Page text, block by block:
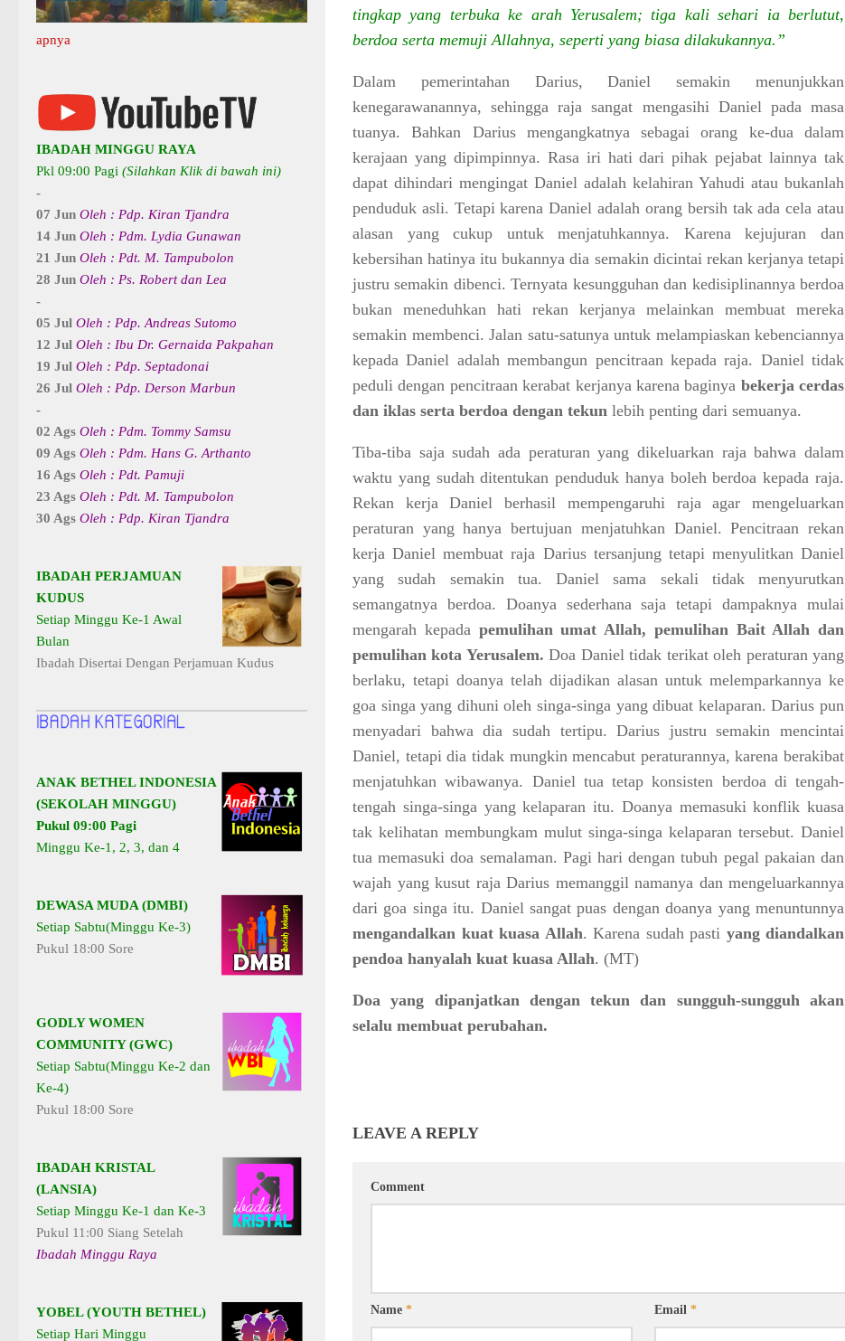
tingkap yang terbuka ke arah Yerusalem; tiga kali sehari ia berlutut,
berdoa serta memuji Allahnya, seperti yang biasa dilakukannya.”
Dalam pemerintahan Darius, Daniel semakin menunjukkan
kenegarawanannya, sehingga raja sangat mengasihi Daniel pada masa
tuanya. Bahkan Darius mengangkatnya sebagai orang ke-dua dalam
kerajaan yang dipimpinnya. Rasa iri hati dari pihak pejabat lainnya tak
dapat dihindari mengingat Daniel adalah kelahiran Yahudi atau bukanlah
penduduk asli. Tetapi karena Daniel adalah orang bersih tak ada cela atau
alasan yang cukup untuk menjatuhkannya. Karena kejujuran dan
kebersihan hatinya itu bukannya dia semakin dicintai rekan kerjanya tetapi
justru semakin dibenci. Ternyata kesungguhan dan kedisiplinannya berdoa
bukan meneduhkan hati rekan kerjanya melainkan membuat mereka
semakin membenci. Jalan satu-satunya untuk melampiaskan kebenciannya
kepada Daniel adalah membangun pencitraan kepada raja. Daniel tidak
peduli dengan pencitraan kerabat kerjanya karena baginya bekerja cerdas
dan iklas serta berdoa dengan tekun lebih penting dari semuanya.
Tiba-tiba saja sudah ada peraturan yang dikeluarkan raja bahwa dalam
waktu yang sudah ditentukan penduduk hanya boleh berdoa kepada raja.
Rekan kerja Daniel berhasil mempengaruhi raja agar mengeluarkan
peraturan yang hanya bertujuan menjatuhkan Daniel. Pencitraan rekan
kerja Daniel membuat raja Darius tersanjung tetapi menyulitkan Daniel
yang sudah semakin tua. Daniel sama sekali tidak menyurutkan
semangatnya berdoa. Doanya sederhana saja tetapi dampaknya mulai
mengarah kepada pemulihan umat Allah, pemulihan Bait Allah dan
pemulihan kota Yerusalem. Doa Daniel tidak terikat oleh peraturan yang
berlaku, tetapi doanya telah dijadikan alasan untuk melemparkannya ke
goa singa yang dihuni oleh singa-singa yang dibuat kelaparan. Darius pun
menyadari bahwa dia sudah tertipu. Darius justru semakin mencintai
Daniel, tetapi dia tidak mungkin mencabut peraturannya, karena berakibat
menjatuhkan wibawanya. Daniel tua tetap konsisten berdoa di tengah-
tengah singa-singa yang kelaparan itu. Doanya memasuki konflik kuasa
tak kelihatan membungkam mulut singa-singa kelaparan tersebut. Daniel
tua memasuki doa semalaman. Pagi hari dengan tubuh pegal pakaian dan
wajah yang kusut raja Darius memanggil namanya dan mengeluarkannya
dari goa singa itu. Daniel sangat puas dengan doanya yang menuntunnya
mengandalkan kuat kuasa Allah. Karena sudah pasti yang diandalkan
pendoa hanyalah kuat kuasa Allah. (MT)
Doa yang dipanjatkan dengan tekun dan sungguh-sungguh akan
selalu membuat perubahan.
LEAVE A REPLY
Comment
Name * Email*
Silahkan Klik Di Sini Untuk Melihat Tema 2026 Selengkapnya
IBADAH MINGGU RAYA
Pkl 09:00 Pagi (Silahkan Klik di bawah ini)
-
07 Jun Oleh : Pdp. Kiran Tjandra
14 Jun Oleh : Pdm. Lydia Gunawan
21 Jun Oleh : Pdt. M. Tampubolon
28 Jun Oleh : Ps. Robert dan Lea
-
05 Jul Oleh : Pdp. Andreas Sutomo
12 Jul Oleh : Ibu Dr. Gernaida Pakpahan
19 Jul Oleh : Pdp. Septadonai
26 Jul Oleh : Pdp. Derson Marbun
-
02 Ags Oleh : Pdm. Tommy Samsu
09 Ags Oleh : Pdm. Hans G. Arthanto
16 Ags Oleh : Pdt. Pamuji
23 Ags Oleh : Pdt. M. Tampubolon
30 Ags Oleh : Pdp. Kiran Tjandra
IBADAH PERJAMUAN
KUDUS
Setiap Minggu Ke-1 Awal
Bulan
Ibadah Disertai Dengan Perjamuan Kudus
ANAK BETHEL INDONESIA
(SEKOLAH MINGGU)
Pukul 09:00 Pagi
Minggu Ke-1, 2, 3, dan 4
DEWASA MUDA (DMBI)
Setiap Sabtu(Minggu Ke-3)
Pukul 18:00 Sore
GODLY WOMEN
COMMUNITY (GWC)
Setiap Sabtu(Minggu Ke-2 dan
Ke-4)
Pukul 18:00 Sore
IBADAH KRISTAL
(LANSIA)
Setiap Minggu Ke-1 dan Ke-3
Pukul 11:00 Siang Setelah
Ibadah Minggu Raya
YOBEL (YOUTH BETHEL)
Setiap Hari Minggu